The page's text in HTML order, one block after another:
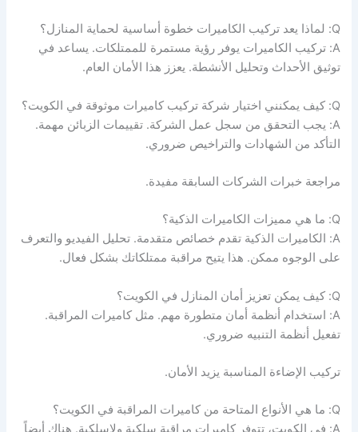
Q: لماذا يعد تركيب الكاميرات خطوة أساسية لحماية المنازل؟
A: تركيب الكاميرات يوفر رؤية مستمرة للممتلكات. يساعد في
توثيق الأحداث وتحليل الأنشطة. يعزز هذا الأمان العام.
Q: كيف يمكنني اختيار شركة تركيب كاميرات موثوقة في الكويت؟
A: يجب التحقق من سجل عمل الشركة. تقييمات الزبائن مهمة.
التأكد من الشهادات والتراخيص ضروري.
مراجعة خبرات الشركات السابقة مفيدة.
Q: ما هي مميزات الكاميرات الذكية؟
A: الكاميرات الذكية تقدم خصائص متقدمة. تحليل الفيديو والتعرف
على الوجوه ممكن. هذا يتيح مراقبة ممتلكاتك بشكل فعال.
Q: كيف يمكن تعزيز أمان المنازل في الكويت؟
A: استخدام أنظمة أمان متطورة مهم. مثل كاميرات المراقبة.
تفعيل أنظمة التنبيه ضروري.
تركيب الإضاءة المناسبة يزيد الأمان.
Q: ما هي الأنواع المتاحة من كاميرات المراقبة في الكويت؟
A: في الكويت، تتوفر كاميرات مراقبة سلكية ولاسلكية. هناك أيضاً